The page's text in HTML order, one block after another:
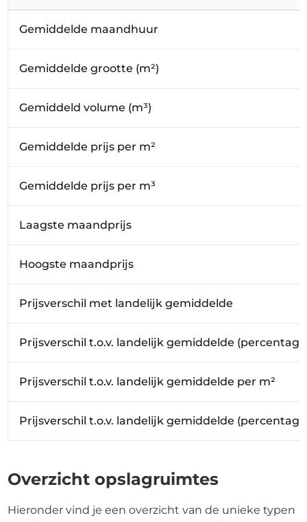
Gemiddelde maandhuur
Gemiddelde grootte (m²)
Gemiddeld volume (m³)
Gemiddelde prijs per m²
Gemiddelde prijs per m³
Laagste maandprijs
Hoogste maandprijs
Prijsverschil met landelijk gemiddelde
Prijsverschil t.o.v. landelijk gemiddelde
Prijsverschil t.o.v. landelijk gemiddelde per m²
Prijsverschil t.o.v. landelijk gemiddelde
Overzicht opslagruimtes
Hieronder vind je een overzicht van de unieke typen